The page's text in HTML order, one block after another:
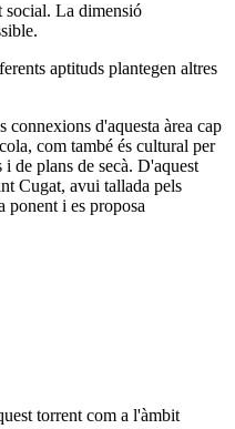
social. La dimensió
aptituds plantegen altres
d'aquesta àrea cap
com també és cultural per
de plans de secà. D'aquest
Cugat, avui tallada pels
ponent i es proposa
torrent com a l'àmbit